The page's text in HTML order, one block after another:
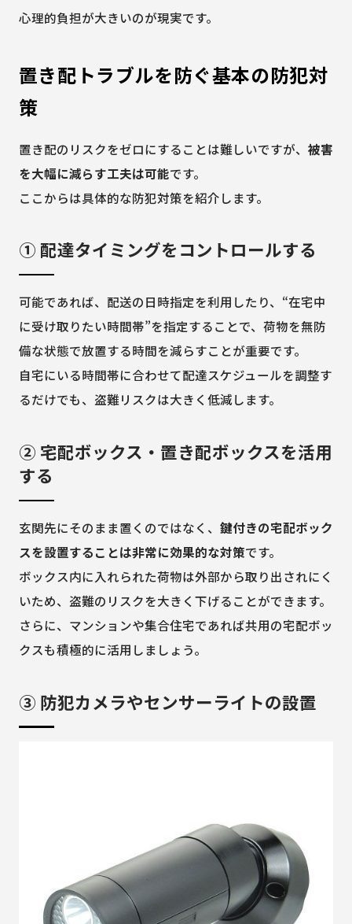
心理的負担が大きいのが現実です。
置き配トラブルを防ぐ基本の防犯対
策
置き配のリスクをゼロにすることは難しいですが、 被害
を大幅に減らす工夫は可能です。
ここからは具体的な防犯対策を紹介します。
① 配達タイミングをコントロールする
可能であれば、配送の日時指定を利用したり、“在宅中
に受け取りたい時間帯”を指定することで、荷物を無防
備な状態で放置する時間を減らすことが重要です。
自宅にいる時間帯に合わせて配達スケジュールを調整す
るだけでも、盗難リスクは大きく低減します。
② 宅配ボックス・置き配ボックスを活用
する
玄関先にそのまま置くのではなく、 鍵付きの宅配ボック
スを設置することは非常に効果的な対策です。
ボックス内に入れられた荷物は外部から取り出されにく
いため、盗難のリスクを大きく下げることができます。
さらに、マンションや集合住宅であれば共用の宅配ボッ
クスも積極的に活用しましょう。
③ 防犯カメラやセンサーライトの設置